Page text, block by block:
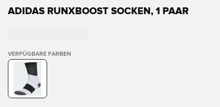
ADIDAS RUNXBOOST SOCKEN, 1 PAAR
VERFÜGBARE FARBEN